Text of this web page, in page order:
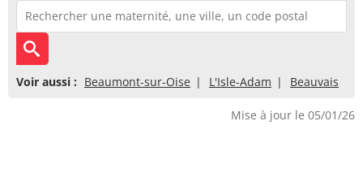
Voir aussi : Beaumont-sur-Oise L'Isle-Adam Beauvais
Mise à jour le 05/01/26